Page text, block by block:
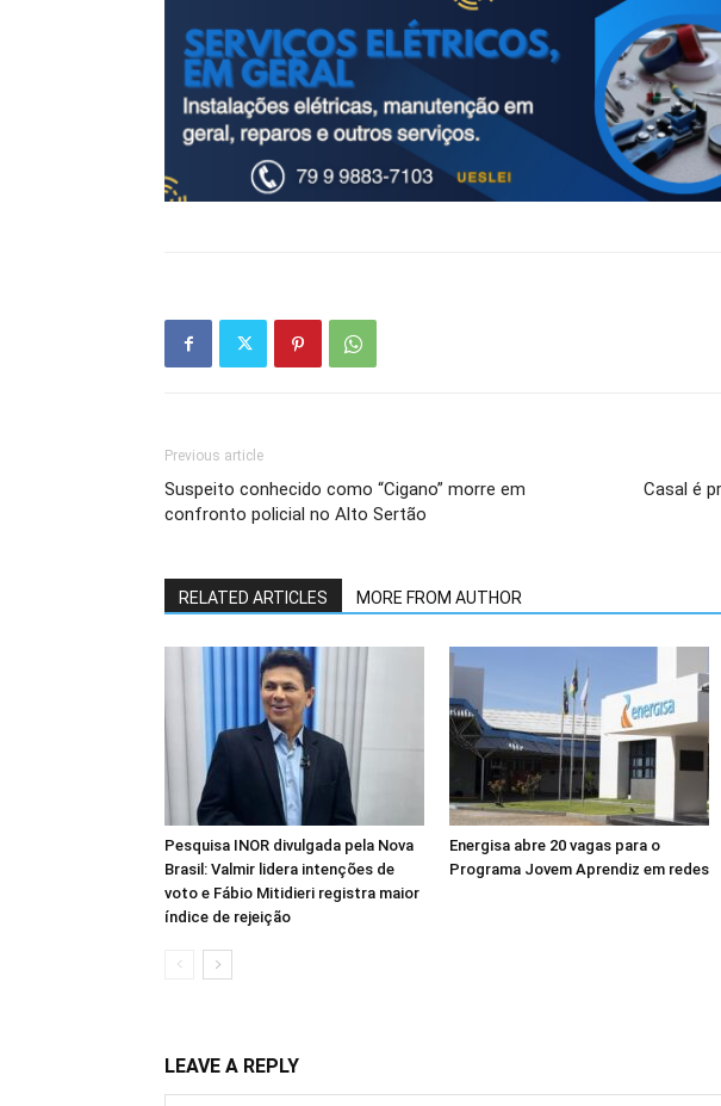
Previous article
Suspeito conhecido como “Cigano” morre em
confronto policial no Alto Sertão
Casal é
RELATED ARTICLES MORE FROM AUTHOR
Pesquisa INOR divulgada pela Nova
Brasil: Valmir lidera intenções de
voto e Fábio Mitidieri registra maior
índice de rejeição
Energisa abre 20 vagas para o
Programa Jovem Aprendiz em redes
LEAVE A REPLY